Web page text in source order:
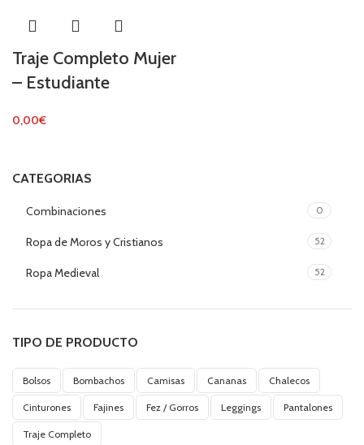
CATEGORIAS
Combinaciones 0
Ropa de Moros y Cristianos 52
Ropa Medieval 52
TIPO DE PRODUCTO
Bolsos Bombachos Camisas Cananas Chalecos
Cinturones Fajines Fez / Gorros Leggings Pantalones
Traje Completo
Traje Completo Mujer
– Estudiante
0,00€